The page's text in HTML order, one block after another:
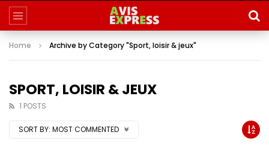
Home Archive by Category "Sport, loisir & jeux"
SPORT, LOISIR & JEUX
1 POSTS
SORT BY: MOST COMMENTED